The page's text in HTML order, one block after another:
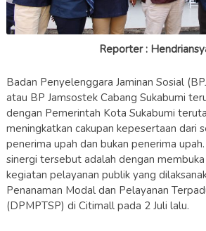
Reporter :
Badan Penyelenggara Jaminan Sosial
atau BP Jamsostek Cabang Sukabumi
dengan Pemerintah Kota Sukabumi
meningkatkan cakupan kepesertaan dari
penerima upah dan bukan penerima
sinergi tersebut adalah dengan
kegiatan pelayanan publik yang
Penanaman Modal dan Pelayanan
(DPMPTSP) di Citimall pada 2 Juli lalu.